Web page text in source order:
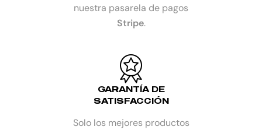
nuestra pasarela de pagos
Stripe.
GARANTÍA DE
SATISFACCIÓN
Solo los mejores productos